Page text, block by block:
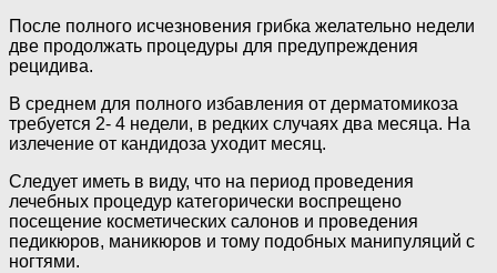
После полного исчезновения грибка желательно недели
две продолжать процедуры для предупреждения
рецидива.
В среднем для полного избавления от дерматомикоза
требуется 2- 4 недели, в редких случаях два месяца. На
излечение от кандидоза уходит месяц.
Следует иметь в виду, что на период проведения
лечебных процедур категорически воспрещено
посещение косметических салонов и проведения
педикюров, маникюров и тому подобных манипуляций с
ногтями.